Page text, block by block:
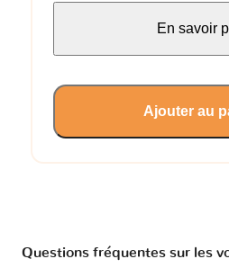
En savoir
Ajouter au
Questions fréquentes sur les